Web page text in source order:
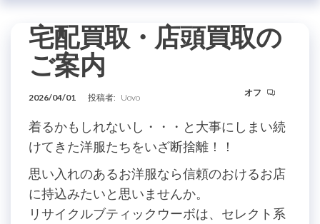
宅配買取・店頭買取の
ご案内
2026/04/01 投稿者: Uovo オフ
着るかもしれないし・・・と大事にしまい続
けてきた洋服たちをいざ断捨離！！
思い入れのあるお洋服なら信頼のおけるお店
に持込みたいと思いませんか。
リサイクルブティックウーボは、セレクト系